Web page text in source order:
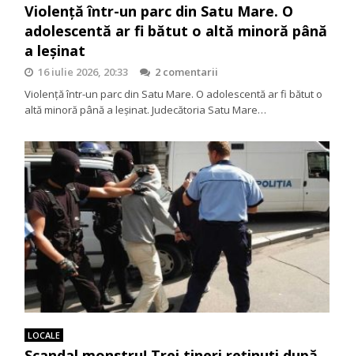
Violență într-un parc din Satu Mare. O
adolescentă ar fi bătut o altă minoră până
a leșinat
16 iulie 2026, 20:33
2 comentarii
Violență într-un parc din Satu Mare. O adolescentă ar fi bătut o
altă minoră până a leșinat. Judecătoria Satu Mare…
LOCALE